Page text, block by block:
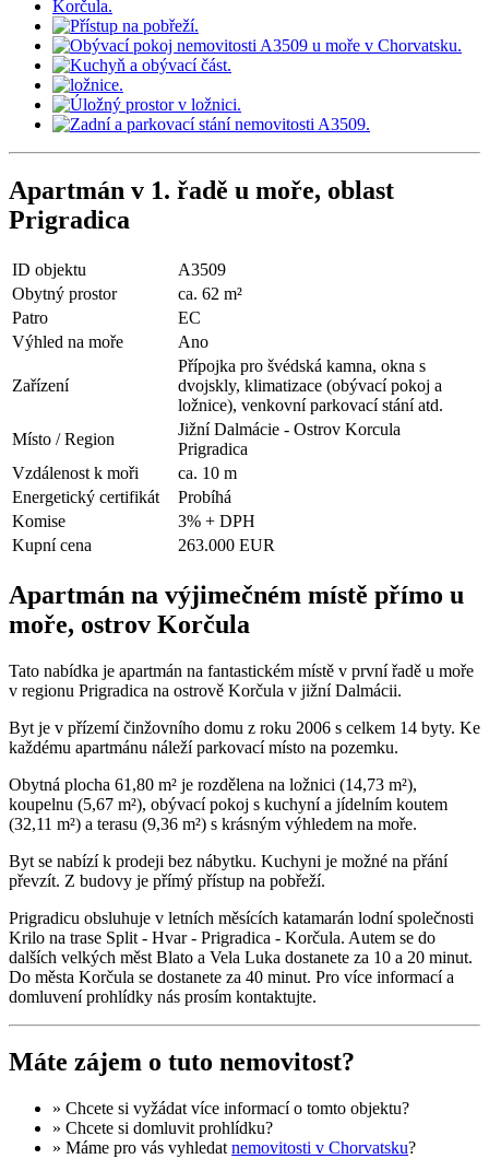
Apartmán v 1. řadě u moře, oblast
Prigradica
ID objektu
A3509
Obytný prostor
ca. 62 m²
Patro
EC
Výhled na moře
Ano
Zařízení
Přípojka pro švédská kamna, okna s
dvojskly, klimatizace (obývací pokoj a
ložnice), venkovní parkovací stání atd.
Místo / Region
Jižní Dalmácie - Ostrov Korcula
Prigradica
Vzdálenost k moři
ca. 10 m
Energetický certifikát
Probíhá
Komise
3% + DPH
Kupní cena
263.000 EUR
Apartmán na výjimečném místě přímo u
moře, ostrov Korčula
Tato nabídka je apartmán na fantastickém místě v první řadě u moře
v regionu Prigradica na ostrově Korčula v jižní Dalmácii.
Byt je v přízemí činžovního domu z roku 2006 s celkem 14 byty. Ke
každému apartmánu náleží parkovací místo na pozemku.
Obytná plocha 61,80 m² je rozdělena na ložnici (14,73 m²),
koupelnu (5,67 m²), obývací pokoj s kuchyní a jídelním koutem
(32,11 m²) a terasu (9,36 m²) s krásným výhledem na moře.
Byt se nabízí k prodeji bez nábytku. Kuchyni je možné na přání
převzít. Z budovy je přímý přístup na pobřeží.
Prigradicu obsluhuje v letních měsících katamarán lodní společnosti
Krilo na trase Split - Hvar - Prigradica - Korčula. Autem se do
dalších velkých měst Blato a Vela Luka dostanete za 10 a 20 minut.
Do města Korčula se dostanete za 40 minut. Pro více informací a
domluvení prohlídky nás prosím kontaktujte.
Máte zájem o tuto nemovitost?
» Chcete si vyžádat více informacío tomto objektu?
» Chcete si domluvit prohlídku?
» Máme pro vás vyhledat nemovitosti v Chorvatsku?